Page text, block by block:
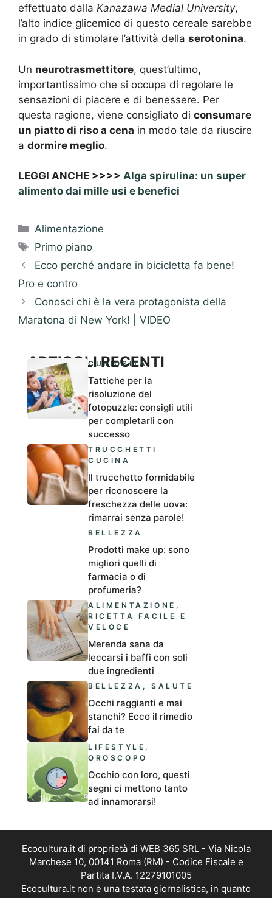
effettuato dalla Kanazawa Medial University,
l’alto indice glicemico di questo cereale sarebbe
in grado di stimolare l’attività della serotonina.
Un neurotrasmettitore, quest’ultimo,
importantissimo che si occupa di regolare le
sensazioni di piacere e di benessere. Per
questa ragione, viene consigliato di consumare
un piatto di riso a cena in modo tale da riuscire
a dormire meglio.
LEGGI ANCHE >>>> Alga spirulina: un super
alimento dai mille usi e benefici
Categorie
Alimentazione
Tag
Primo piano
Ecco perché andare in bicicletta fa bene!
Pro e contro
Conosci chi è la vera protagonista della
Maratona di New York! | VIDEO
ARTICOLI RECENTI
CURIOSITÀ
Tattiche per la
risoluzione del
fotopuzzle: consigli utili
per completarli con
successo
TRUCCHETTI
CUCINA
Il trucchetto formidabile
per riconoscere la
freschezza delle uova:
rimarrai senza parole!
BELLEZZA
Prodotti make up: sono
migliori quelli di
farmacia o di
profumeria?
ALIMENTAZIONE ,
RICETTA FACILE E
VELOCE
Merenda sana da
leccarsi i baffi con soli
due ingredienti
BELLEZZA ,SALUTE
Occhi raggianti e mai
stanchi? Ecco il rimedio
fai da te
LIFESTYLE ,
OROSCOPO
Occhio con loro, questi
segni ci mettono tanto
ad innamorarsi!
Ecocultura.it di proprietà di WEB 365 SRL - Via Nicola
Marchese 10, 00141 Roma (RM) - Codice Fiscale e
Partita I.V.A. 12279101005
Ecocultura.it non è una testata giornalistica, in quanto